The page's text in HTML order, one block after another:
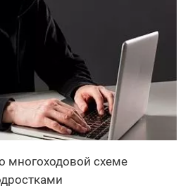
многоходовой схеме